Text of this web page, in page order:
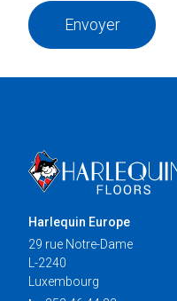
Envoyer
Harlequin Europe
29 rue Notre-Dame
L-2240
Luxembourg